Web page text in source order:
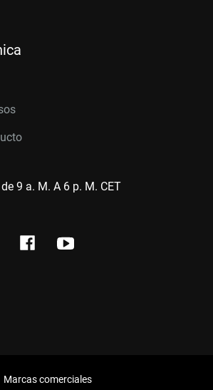
9 a. M. A 6 p. M. CET
Marcas comerciales